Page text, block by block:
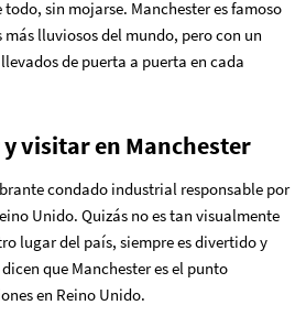
sin mojarse. Manchester es famoso
más lluviosos del mundo, pero con un
de puerta a puerta en cada
visitar en Manchester
condado industrial responsable por
Unido. Quizás no es tan visualmente
lugar del país, siempre es divertido y
que Manchester es el punto
en Reino Unido.